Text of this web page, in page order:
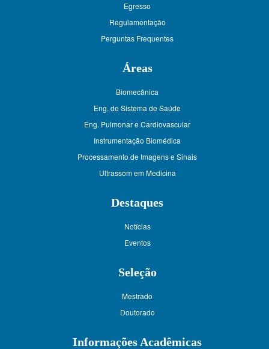
Egresso
Regulamentação
Perguntas Frequentes
Áreas
Biomecânica
Eng. de Sistema de Saúde
Eng. Pulmonar e Cardiovascular
Instrumentação Biomédica
Processamento de Imagens e Sinais
Ultrassom em Medicina
Destaques
Notícias
Eventos
Seleção
Mestrado
Doutorado
Informações Acadêmicas